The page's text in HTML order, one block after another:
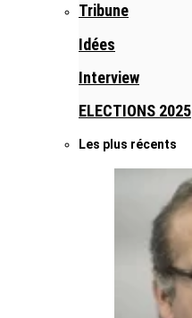
Tribune
Idées
Interview
ELECTIONS 2025
Les plus récents